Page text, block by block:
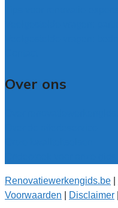
Over ons
Renovatiewerkengids.be
Voorwaarden
Disclaimer